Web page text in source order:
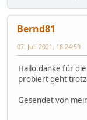
Bernd81
07. Juli 2021, 18:24:59
Hallo.danke für
probiert geht
Gesendet von